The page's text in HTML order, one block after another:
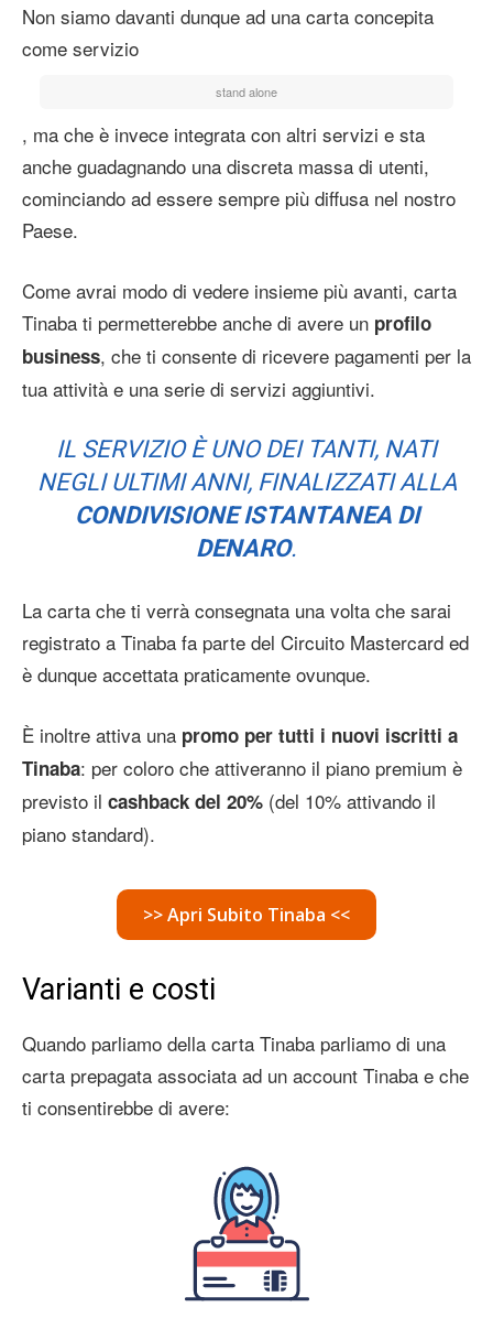
Non siamo davanti dunque ad una carta concepita
come servizio
stand alone
, ma che è invece integrata con altri servizi e sta
anche guadagnando una discreta massa di utenti,
cominciando ad essere sempre più diffusa nel nostro
Paese.
Come avrai modo di vedere insieme più avanti, carta
Tinaba ti permetterebbe anche di avere un profilo
business, che ti consente di ricevere pagamenti per la
tua attività e una serie di servizi aggiuntivi.
IL SERVIZIO È UNO DEI TANTI, NATI
NEGLI ULTIMI ANNI, FINALIZZATI ALLA
CONDIVISIONE ISTANTANEA DI
DENARO.
La carta che ti verrà consegnata una volta che sarai
registrato a Tinaba fa parte del Circuito Mastercard ed
è dunque accettata praticamente ovunque.
È inoltre attiva una promo per tutti i nuovi iscritti a
Tinaba: per coloro che attiveranno il piano premium è
previsto il cashback del 20% (del 10% attivando il
piano standard).
>> Apri Subito Tinaba <<
Varianti e costi
Quando parliamo della carta Tinaba parliamo di una
carta prepagata associata ad un account Tinaba e che
ti consentirebbe di avere: